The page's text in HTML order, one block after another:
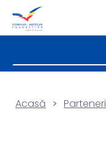
Acasă > Parteneri